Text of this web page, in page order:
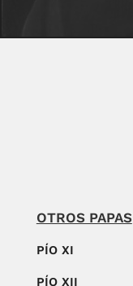
OTROS PAPAS
PÍO XI
PÍO XII